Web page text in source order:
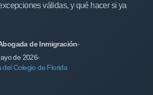
válidas, y qué hacer si ya
de Inmigración
de 2026
del Colegio de Florida